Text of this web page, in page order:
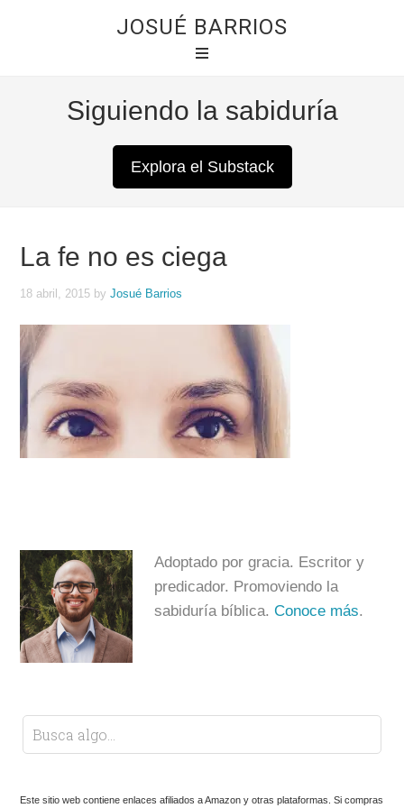
JOSUÉ BARRIOS
Siguiendo la sabiduría
Explora el Substack
La fe no es ciega
18 abril, 2015 byJosué Barrios
Adoptado por gracia. Escritor y
predicador. Promoviendo la
sabiduría bíblica.Conoce más.
Este sitio web contiene enlaces afiliados a Amazon y otras plataformas. Si compras